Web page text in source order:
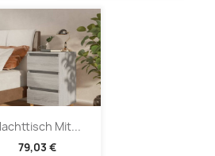
Mit...
79,03 €